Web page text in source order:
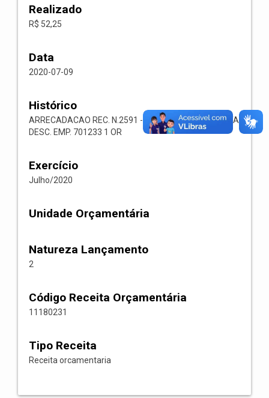
Realizado
R$ 52,25
Data
2020-07-09
Histórico
ARRECADACAO REC. N.2591 -- 1118.02.3.1.00-RECEITA
DESC. EMP. 701233 1 OR
Exercício
Julho/2020
Unidade Orçamentária
Natureza Lançamento
2
Código Receita Orçamentária
11180231
Tipo Receita
Receita orcamentaria